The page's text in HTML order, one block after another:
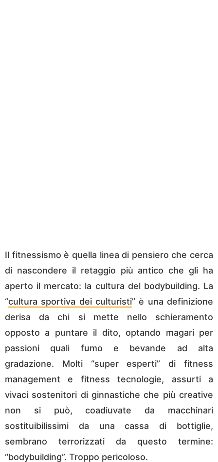
Il fitnessismo è quella linea di pensiero che cerca
di nascondere il retaggio più antico che gli ha
aperto il mercato: la cultura del bodybuilding. La
“cultura sportiva dei culturisti” è una definizione
derisa da chi si mette nello schieramento
opposto a puntare il dito, optando magari per
passioni quali fumo e bevande ad alta
gradazione. Molti “super esperti” di fitness
management e fitness tecnologie, assurti a
vivaci sostenitori di ginnastiche che più creative
non si può, coadiuvate da macchinari
sostituibilissimi da una cassa di bottiglie,
sembrano terrorizzati da questo termine:
“bodybuilding”. Troppo pericoloso.